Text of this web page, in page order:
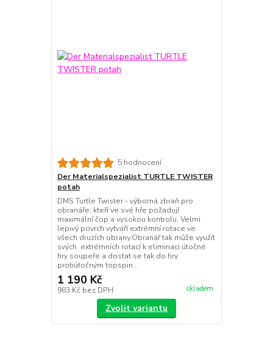
5 hodnocení
Der Materialspezialist TURTLE TWISTER
potah
DMS Turtle Twister - výborná zbraň pro
obranáře, kteří ve své hře požadují
maximální čop a vysokou kontrolu. Velmi
lepivý povrch vytváří extrémní rotace ve
všech druzích obrany.Obranář tak může využít
svých extrémních rotací k eliminaci útočné
hry soupeře a dostat se tak do hry
protiútočným topspin...
1 190 Kč
983 Kč bez DPH skladem
Zvolit variantu